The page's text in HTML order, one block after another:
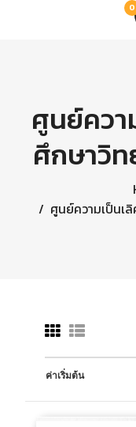
0
ศูนย์ควา
ศึกษาวิ
ศูนย์ความเป็นเ